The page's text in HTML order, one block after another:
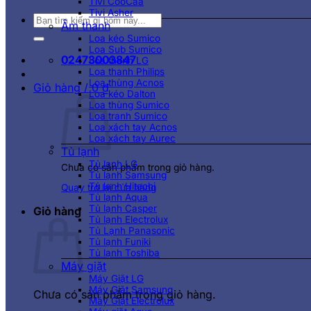
Tìm
kiếm:
02473003847
Giỏ hàng /0₫
Chưa có sản phẩm trong giỏ hàng.
Quay trở lại cửa hàng
Giỏ hàng
Chưa có sản phẩm trong giỏ hàng.
Tivi Asher
Âm thanh
Loa kéo Sumico
Loa Sub Sumico
Loa thanh LG
Loa thanh Philips
Loa thùng Acnos
Loa kéo Dalton
Loa thùng Sumico
Loa tranh Sumico
Loa xách tay Acnos
Loa xách tay Aurec
Tủ lạnh
Tủ lạnh LG
Tủ lạnh Samsung
Tủ lạnh Hitachi
Tủ lạnh Aqua
Tủ lạnh Casper
Tủ lạnh Electrolux
Tủ Lạnh Panasonic
Tủ lạnh Funiki
Tủ lạnh Toshiba
Máy giặt
Máy Giặt LG
Máy Giặt Samsung
Máy Giặt Electrolux